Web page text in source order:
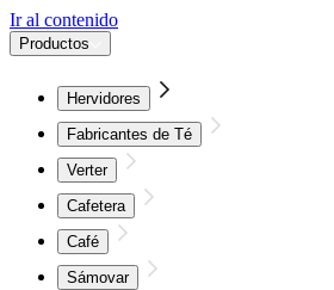
Ir al contenido
Productos
Hervidores
Fabricantes de Té
Verter
Cafetera
Café
Sámovar